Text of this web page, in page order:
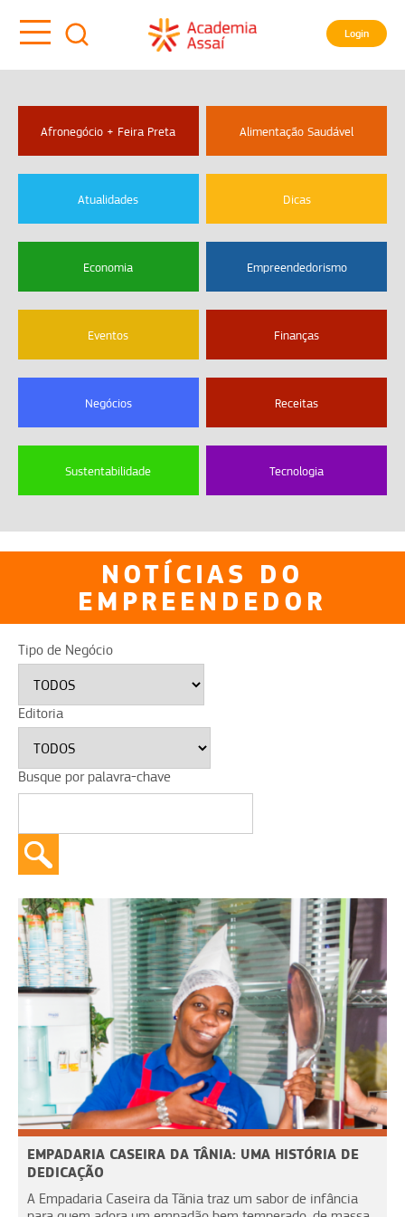
Login
Afronegócio + Feira Preta Alimentação Saudável
Atualidades Dicas
Economia Empreendedorismo
Eventos Finanças
Negócios Receitas
Sustentabilidade Tecnologia
NOTÍCIAS DO
EMPREENDEDOR
Tipo de Negócio
Editoria
Busque por palavra-chave
EMPADARIA CASEIRA DA TÂNIA: UMA HISTÓRIA DE
DEDICAÇÃO
A Empadaria Caseira da Tãnia traz um sabor de infância